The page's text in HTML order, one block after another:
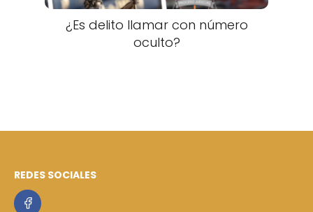
¿Es delito llamar con número
oculto?
REDES SOCIALES